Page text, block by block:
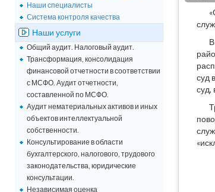
Наши специалисты
Система контроля качества
Наши услуги
Общий аудит. Налоговый аудит.
Трансформация, консолидация
финансовой отчетности в соответствии
с МСФО. Аудит отчетности,
составленной по МСФО.
Аудит нематериальных активов и иных
объектов интеллектуальной
собственности.
Консультирование в области
бухгалтерского, налогового, трудового
законодательства, юридические
консультации.
Независимая оценка
суд
суд,